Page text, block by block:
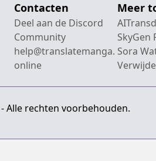
Contacten
Deel aan de Discord
Community
help@translatemanga.
online
Meer
SkyGen
Sora
Alle rechten voorbehouden.